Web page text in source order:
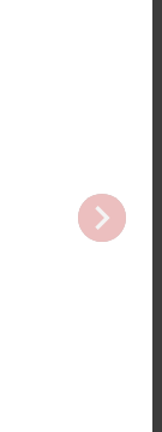
chevron_right